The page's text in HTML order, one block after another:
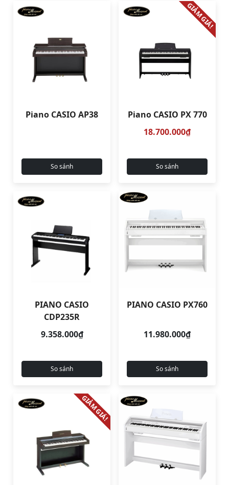
Piano CASIO AP38
So sánh
GIẢM GIÁ!
Piano CASIO PX 770
18.700.000₫
So sánh
PIANO CASIO
CDP235R
9.358.000₫
So sánh
PIANO CASIO PX760
11.980.000₫
So sánh
GIẢM GIÁ!